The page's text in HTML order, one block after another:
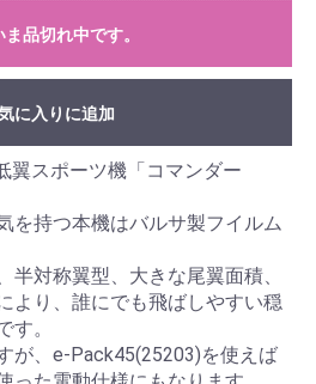
ま品切れ中です。
に入りに追加
翼スポーツ機「コマンダー
を持つ本機はバルサ製フイルム
半対称翼型、大きな尾翼面積、
より、誰にでも飛ばしやすい穏
す。
が、e-Pack45(25203)を使えば